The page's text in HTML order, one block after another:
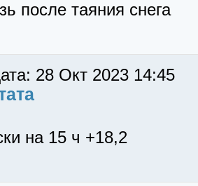
после таяния снега
28 Окт 2023 14:45
на 15 ч +18,2